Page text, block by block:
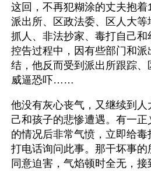
这回，不再犯糊涂的丈夫抱着
派出所、区政法委、区人大
抓人、非法抄家、毒打自己
控告过程中，因有些部门和
结，他反而受到派出所跟踪
威逼恐吓……
他没有灰心丧气，又继续到人
己和孩子的悲惨遭遇。有一
的情况后非常气愤，立即给
打电话询问此事。那干坏事
同意迫害，气焰顿时全无，